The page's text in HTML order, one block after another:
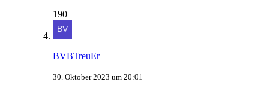
190
BVBTreuEr
30. Oktober 2023 um 20:01